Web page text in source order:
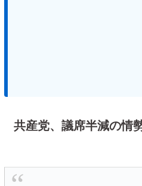
共産党、議席半減の情